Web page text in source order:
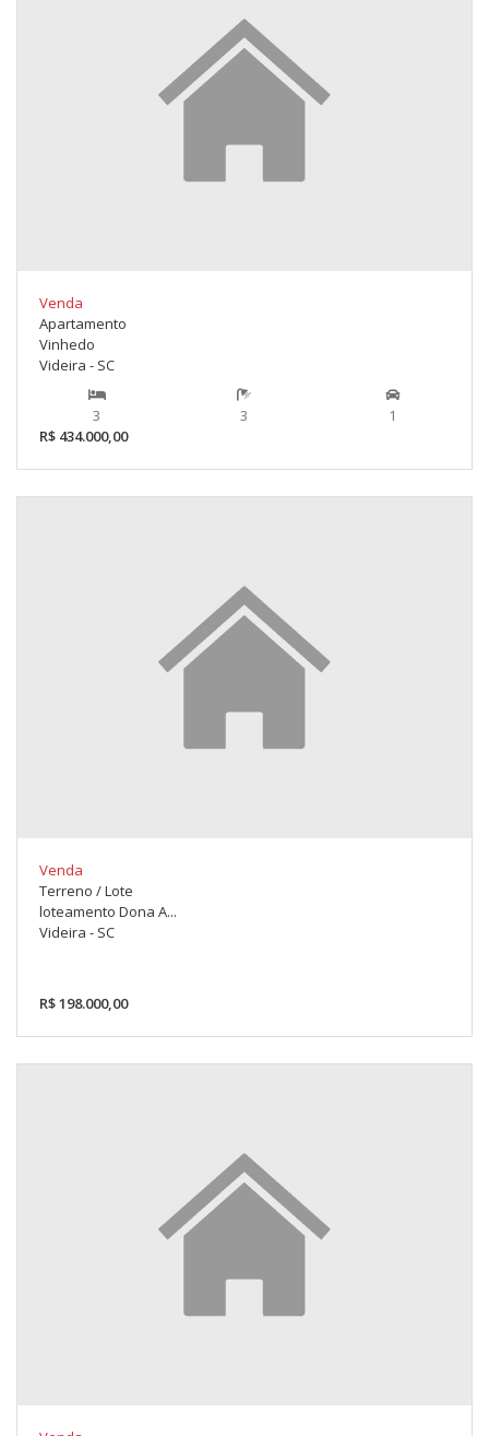
Venda
Apartamento
Vinhedo
Videira - SC
3 3
1
R$ 434.000,00
Venda
Terreno / Lote
loteamento Dona A...
Videira - SC
R$ 198.000,00